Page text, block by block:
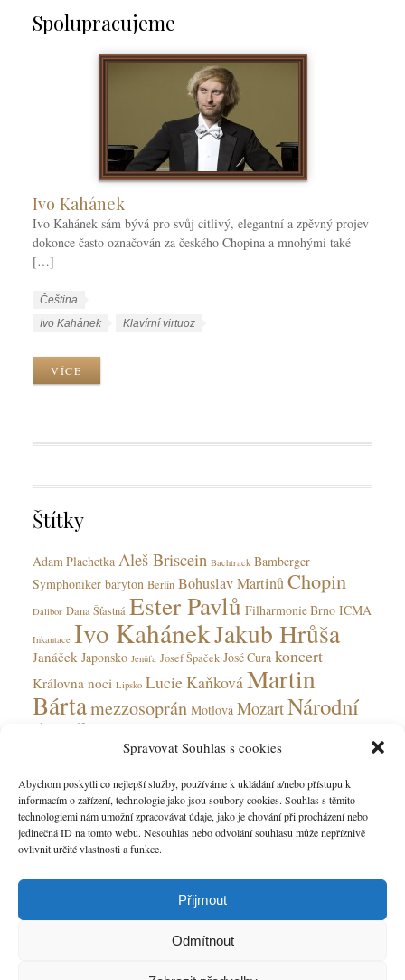
Spravovat Souhlas s cookies
Abychom poskytli co nejlepší služby, používáme k ukládání a/nebo přístupu k
informacím o zařízení, technologie jako jsou soubory cookies. Souhlas s těmito
technologiemi nám umožní zpracovávat údaje, jako je chování při procházení nebo
jedinečná ID na tomto webu. Nesouhlas nebo odvolání souhlasu může nepříznivě
ovlivnit určité vlastnosti a funkce.
Přijmout
Odmítnout
Spolupracujeme
Ivo Kahánek
Ivo Kahánek sám bývá pro svůj citlivý, elegantní a zpěvný projev
dokonce často označován za českého Chopina a mnohými také
[…]
W
k
C
e
i
s
y
k
Čeština
W
k
g
Ivo Kahánek Klavírní virtuoz
VÍCE
Štítky
Adam Plachetka Aleš Briscein Bachtrack Bamberger
Symphoniker baryton Berlín Bohuslav MartinůChopin
Dalibor Dana Šťastná Ester Pavlů Filharmonie Brno ICMA
Inkantace Ivo KahánekJakub Hrůša
Janáček Japonsko Jenůfa Josef Špaček José Cura koncert
Královna noci Lipsko Lucie KaňkováMartin
Bártamezzosoprán Motlová MozartNárodní
divadlo
Ohnivý andělOlga Jelínková
Ostrava Peter Valentovič Prokofjev Rudolfinum
Saarbrücken soprán Státní opera tenorista Verdi Česká
filharmonie